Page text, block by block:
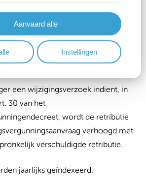
gewone procedure:
forfait van 10 euro;
een wijzigingsverzoek indient, in
30 van het
wordt de retributie
verhoogd met
verschuldigde retributie.
jaarlijks geïndexeerd.
Aanvaard alle
Instellingen